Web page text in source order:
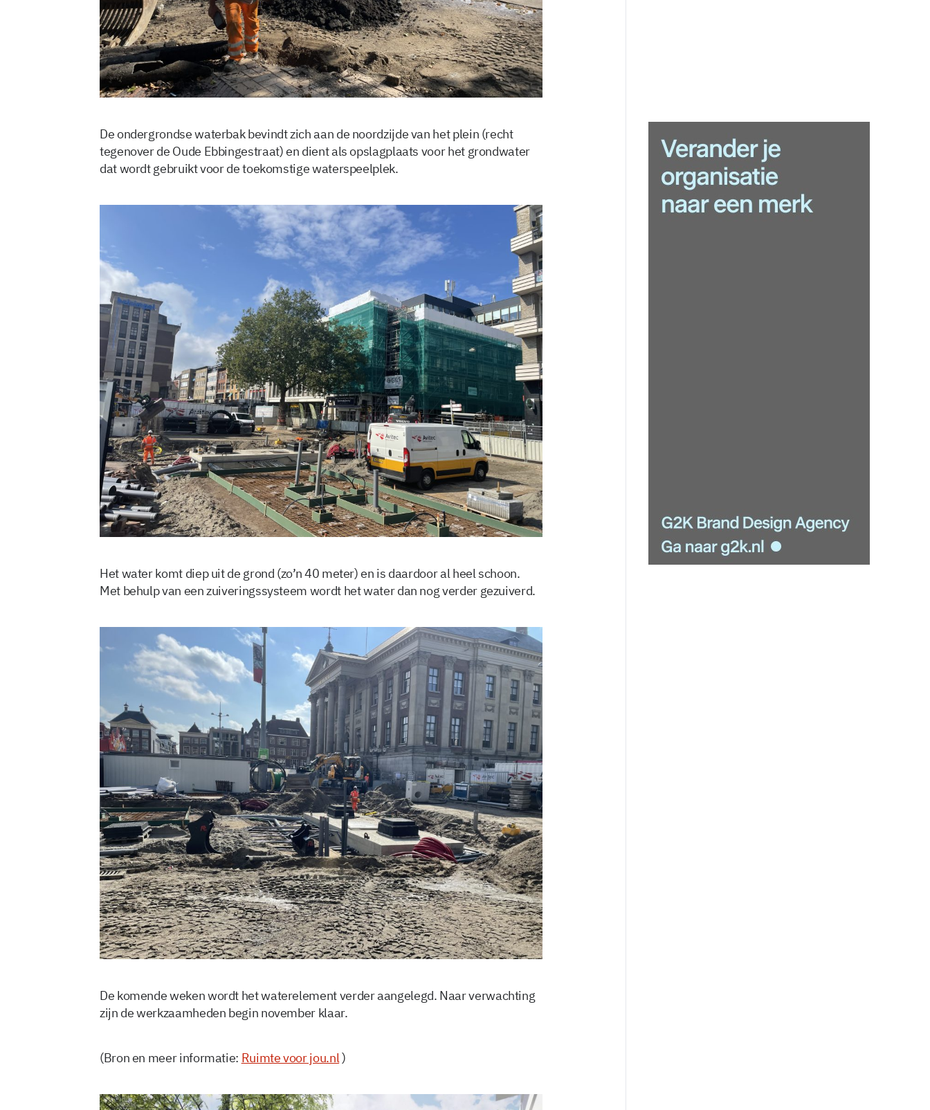
De ondergrondse waterbak bevindt zich aan de noordzijde van het plein (recht
tegenover de Oude Ebbingestraat) en dient als opslagplaats voor het grondwater
dat wordt gebruikt voor de toekomstige waterspeelplek.
Het water komt diep uit de grond (zo’n 40 meter) en is daardoor al heel schoon.
Met behulp van een zuiveringssysteem wordt het water dan nog verder gezuiverd.
De komende weken wordt het waterelement verder aangelegd. Naar verwachting
zijn de werkzaamheden begin november klaar.
(Bron en meer informatie: Ruimte voor jou.nl)